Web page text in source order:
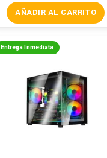
AÑADIR AL CARRITO
Entrega Inmediata